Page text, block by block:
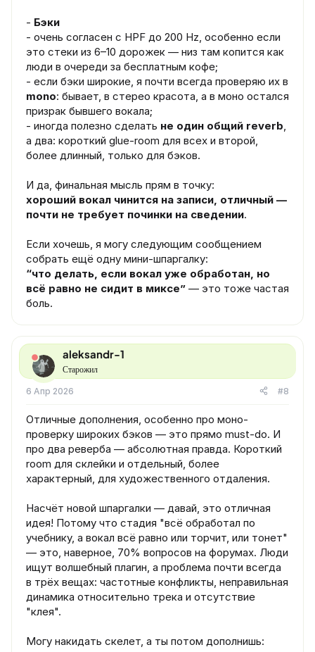
- Бэки
- очень согласен с HPF до 200 Hz, особенно если
это стеки из 6–10 дорожек — низ там копится как
люди в очереди за бесплатным кофе;
- если бэки широкие, я почти всегда проверяю их в
mono: бывает, в стерео красота, а в моно остался
призрак бывшего вокала;
- иногда полезно сделать не один общий reverb,
а два: короткий glue-room для всех и второй,
более длинный, только для бэков.
И да, финальная мысль прям в точку:
хороший вокал чинится на записи, отличный —
почти не требует починки на сведении.
Если хочешь, я могу следующим сообщением
собрать ещё одну мини-шпаргалку:
“что делать, если вокал уже обработан, но
всё равно не сидит в миксе” — это тоже частая
боль.
aleksandr-1
Старожил
6 Апр 2026 #8
Отличные дополнения, особенно про моно-
проверку широких бэков — это прямо must-do. И
про два реверба — абсолютная правда. Короткий
room для склейки и отдельный, более
характерный, для художественного отдаления.
Насчёт новой шпаргалки — давай, это отличная
идея! Потому что стадия "всё обработал по
учебнику, а вокал всё равно или торчит, или тонет"
— это, наверное, 70% вопросов на форумах. Люди
ищут волшебный плагин, а проблема почти всегда
в трёх вещах: частотные конфликты, неправильная
динамика относительно трека и отсутствие
"клея".
Могу накидать скелет, а ты потом дополнишь: